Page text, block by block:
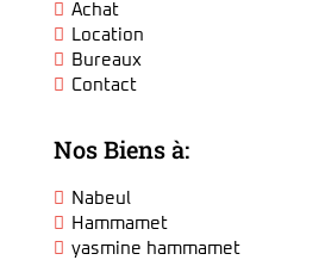
Achat
Location
Bureaux
Contact
Nos Biens à:
Nabeul
Hammamet
yasmine hammamet